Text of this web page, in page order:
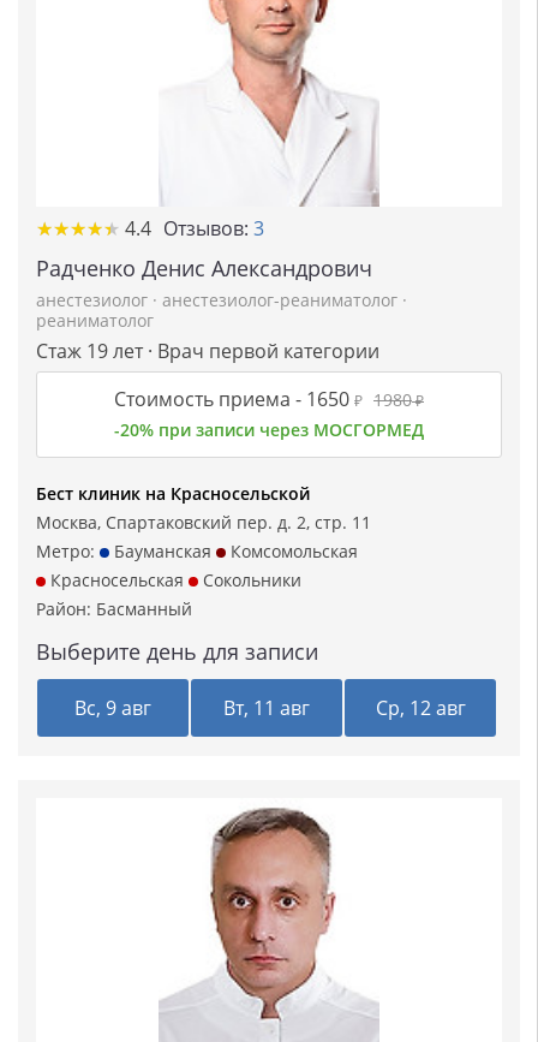
★★★★★
★★★★★ 4.4 Отзывов: 3
Радченко Денис Александрович
анестезиолог · анестезиолог-реаниматолог ·
реаниматолог
Стаж 19 лет · Врач первой категории
Стоимость приема - 1650 ₽ 1980₽
-20% при записи через МОСГОРМЕД
Бест клиник на Красносельской
Москва, Спартаковский пер. д. 2, стр. 11
Метро:
Бауманская
Комсомольская
Красносельская
Сокольники
Район: Басманный
Выберите день для записи
Вс, 9 авг Вт, 11 авг Ср, 12 авг